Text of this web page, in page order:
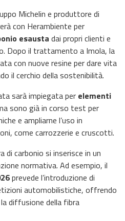
Michelin e produttore di
con Herambiente per
esausta dai propri clienti e
Dopo il trattamento a Imola, la
con nuove resine per dare vita
il cerchio della sostenibilità.
sarà impiegata per elementi
sono già in corso test per
e ampliarne l’uso in
come carrozzerie e cruscotti.
di carbonio si inserisce in un
normativa. Ad esempio, il
prevede l’introduzione di
automobilistiche, offrendo
diffusione della fibra